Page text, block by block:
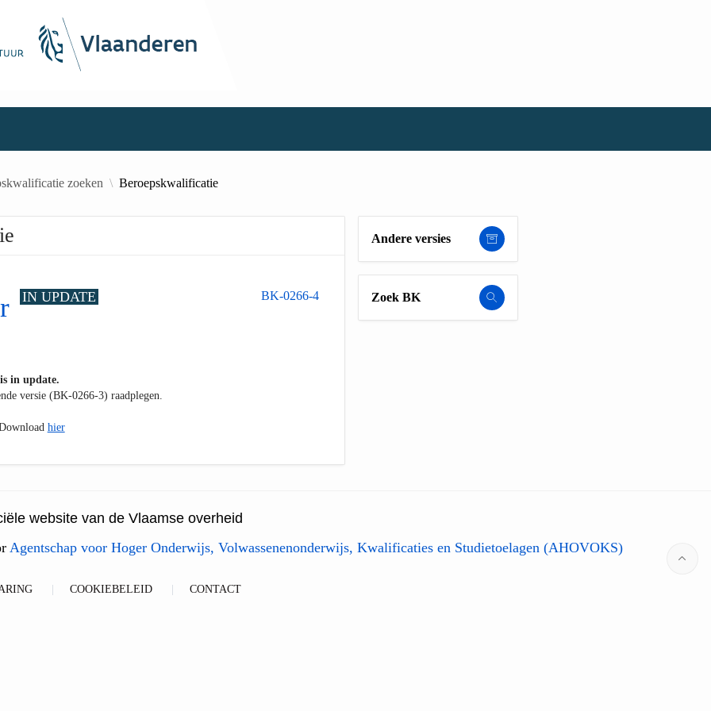
zoeken Beroepskwalificatie
BK-0266-4
IN UPDATE
in update.
versie (BK-0266-3) raadplegen.
hier
Andere versies
Zoek BK
website van de Vlaamse overheid
Agentschap voor Hoger Onderwijs, Volwassenenonderwijs, Kwalificaties en Studietoelagen (AHOVOKS)
COOKIEBELEID CONTACT